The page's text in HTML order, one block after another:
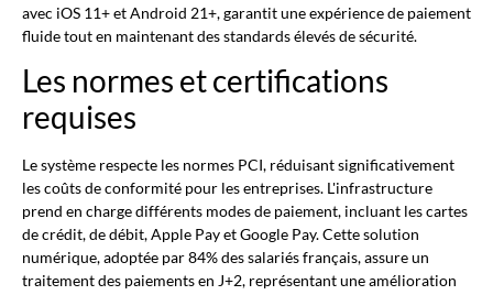
avec iOS 11+ et Android 21+, garantit une expérience de paiement
fluide tout en maintenant des standards élevés de sécurité.
Les normes et certifications
requises
Le système respecte les normes PCI, réduisant significativement
les coûts de conformité pour les entreprises. L'infrastructure
prend en charge différents modes de paiement, incluant les cartes
de crédit, de débit, Apple Pay et Google Pay. Cette solution
numérique, adoptée par 84% des salariés français, assure un
traitement des paiements en J+2, représentant une amélioration